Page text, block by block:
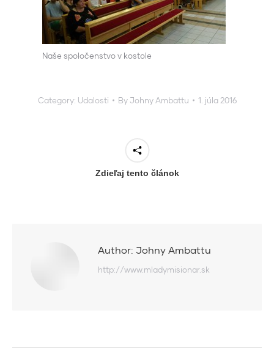
Naše spoločenstvo v kostole
Category: Udalosti By Johny Ambattu 1. júla 2016
Zdieľaj tento článok
Author: Johny Ambattu
http://www.mladymisionar.sk